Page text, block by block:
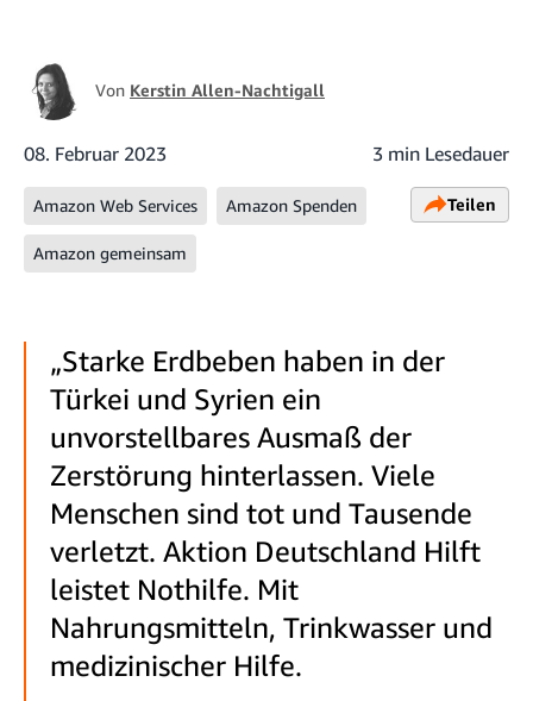
Von Kerstin Allen-Nachtigall
08. Februar 2023 3 min Lesedauer
Amazon Web Services Amazon Spenden
Amazon gemeinsam
Teilen
„Starke Erdbeben haben in der
Türkei und Syrien ein
unvorstellbares Ausmaß der
Zerstörung hinterlassen. Viele
Menschen sind tot und Tausende
verletzt. Aktion Deutschland Hilft
leistet Nothilfe. Mit
Nahrungsmitteln, Trinkwasser und
medizinischer Hilfe.